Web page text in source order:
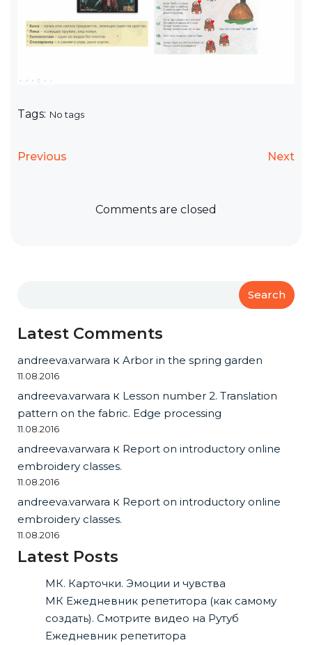
Tags: No tags
Previous Next
Comments are closed
Search
Latest Comments
andreeva.varwara к Arbor in the spring garden
11.08.2016
andreeva.varwara к Lesson number 2. Translation
pattern on the fabric. Edge processing
11.08.2016
andreeva.varwara к Report on introductory online
embroidery classes.
11.08.2016
andreeva.varwara к Report on introductory online
embroidery classes.
11.08.2016
Latest Posts
МК. Карточки. Эмоции и чувства
МК Ежедневник репетитора (как самому
создать). Смотрите видео на Рутуб
Ежедневник репетитора